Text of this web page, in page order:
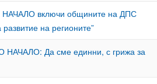
включи общините на ДПС
на регионите”
Да сме единни, с грижа за